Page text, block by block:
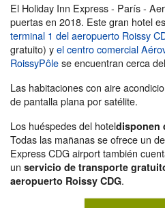
El Holiday Inn Express - París -
puertas en 2018. Este gran hotel
terminal 1 del aeropuerto Roissy
gratuito) yel centro comercial
RoissyPôlese encuentran cerca
Las habitaciones con aire
de pantalla plana por satélite.
Los huéspedes del hoteldisponen
Todas las mañanas se ofrece un
Express CDG airport también
un servicio de transporte
aeropuerto Roissy CDG.